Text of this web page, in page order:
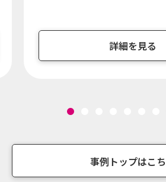
詳細を見る
事例トップはこ